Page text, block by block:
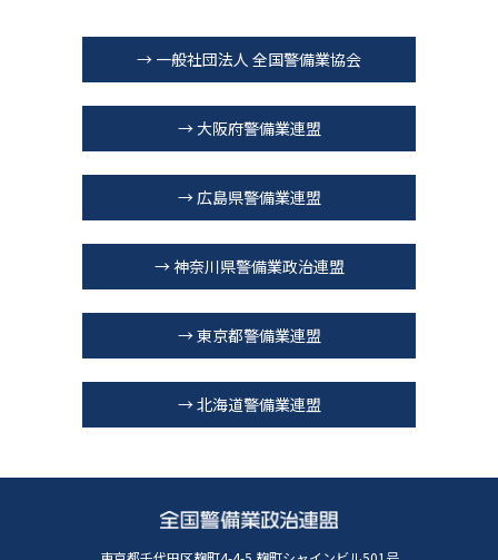
→ 一般社団法人 全国警備業協会
→ 大阪府警備業連盟
→ 広島県警備業連盟
→ 神奈川県警備業政治連盟
→ 東京都警備業連盟
→ 北海道警備業連盟